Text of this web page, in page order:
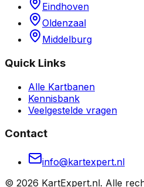
Eindhoven
Oldenzaal
Middelburg
Quick Links
Alle Kartbanen
Kennisbank
Veelgestelde vragen
Contact
info@kartexpert.nl
© 2026 KartExpert.nl. Alle